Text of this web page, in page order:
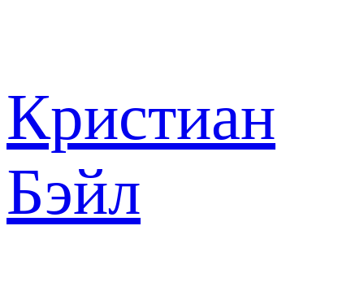
Кристиан
Бэйл